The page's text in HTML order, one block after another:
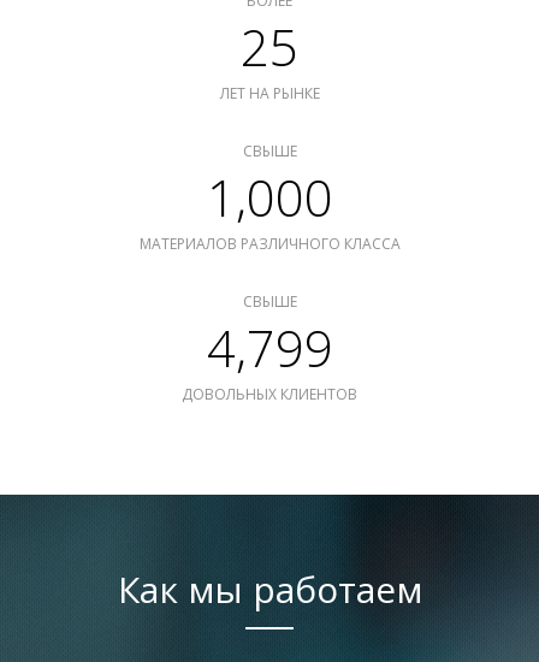
25
ЛЕТ НА РЫНКЕ
СВЫШЕ
1,000
МАТЕРИАЛОВ РАЗЛИЧНОГО КЛАССА
СВЫШЕ
4,799
ДОВОЛЬНЫХ КЛИЕНТОВ
Как мы работаем